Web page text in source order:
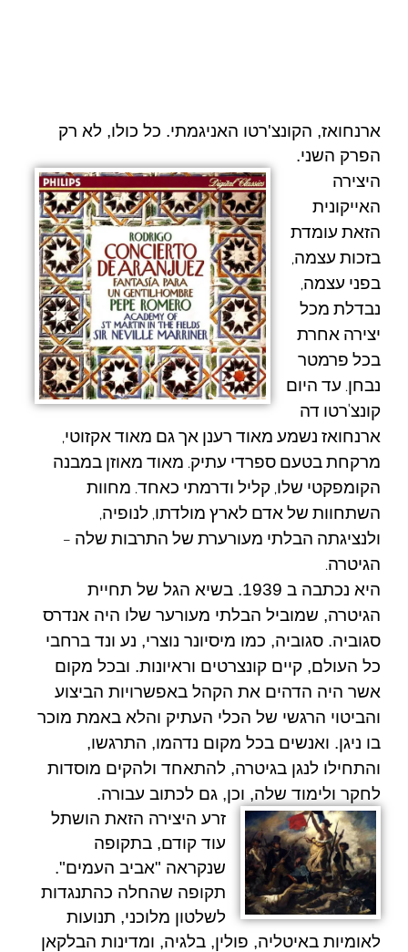
ארנחואז, הקונצ'רטו האניגמתי. כל כולו, לא רק
הפרק השני.
היצירה
האייקונית
הזאת עומדת
בזכות עצמה,
בפני עצמה,
נבדלת מכל
יצירה אחרת
בכל פרמטר
נבחן. עד היום
קונצ'רטו דה
ארנחואז נשמע מאוד רענן אך גם מאוד אקזוטי,
מרקחת בטעם ספרדי עתיק. מאוד מאוזן במבנה
הקומפקטי שלו, קליל ודרמתי כאחד. מחוות
השתחוות של אדם לארץ מולדתו, לנופיה,
ולנציגתה הבלתי מעורערת של התרבות שלה –
הגיטרה.
היא נכתבה ב 1939. בשיא הגל של תחיית
הגיטרה, שמוביל הבלתי מעורער שלו היה אנדרס
סגוביה. סגוביה, כמו מיסיונר נוצרי, נע ונד ברחבי
כל העולם, קיים קונצרטים וראיונות. ובכל מקום
אשר היה הדהים את הקהל באפשרויות הביצוע
והביטוי הרגשי של הכלי העתיק והלא באמת מוכר
בו ניגן. ואנשים בכל מקום נדהמו, התרגשו,
והתחילו לנגן בגיטרה, להתאחד ולהקים מוסדות
לחקר ולימוד שלה, וכן, גם לכתוב עבורה.
זרע היצירה הזאת הושתל
עוד קודם, בתקופה
שנקראה "אביב העמים".
תקופה שהחלה כהתנגדות
לשלטון מלוכני, תנועות
לאומיות באיטליה, פולין, בלגיה, ומדינות הבלקאן